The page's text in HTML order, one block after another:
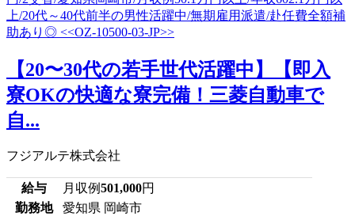
【20〜30代の若手世代活躍中】【即入
寮OKの快適な寮完備！三菱自動車で
自...
フジアルテ株式会社
給与 月収例501,000円
勤務地
愛知県 岡崎市